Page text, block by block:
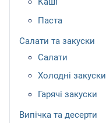
Паста
Салати та закуски
Салати
Холодні закуски
Гарячі закуски
Випічка та десерти